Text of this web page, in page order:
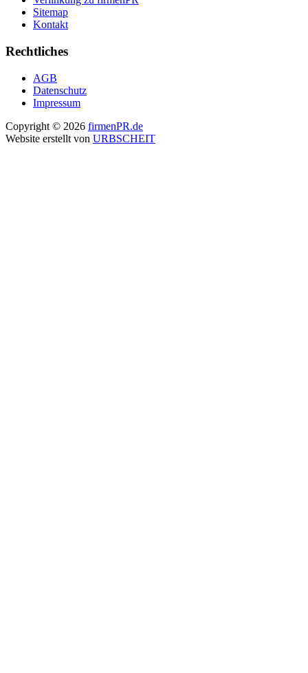
Sitemap
Kontakt
Rechtliches
AGB
Datenschutz
Impressum
Copyright © 2026 firmenPR.de
Website erstellt von URBSCHEIT